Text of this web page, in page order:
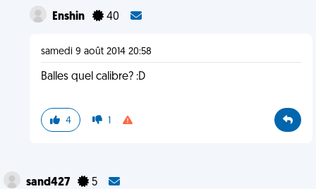
Enshin 40
samedi 9 août 2014 20:58
Balles quel calibre? :D
4 1
sand427 5